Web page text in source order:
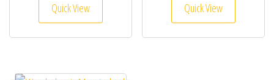
Quick View Quick View